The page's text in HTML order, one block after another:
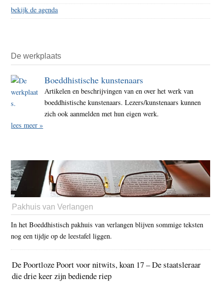
bekijk de agenda
De werkplaats
Boeddhistische kunstenaars
Artikelen en beschrijvingen van en over het werk van
boeddhistische kunstenaars. Lezers/kunstenaars kunnen
zich ook aanmelden met hun eigen werk.
lees meer »
Pakhuis van Verlangen
In het Boeddhistisch pakhuis van verlangen blijven sommige teksten
nog een tijdje op de leestafel liggen.
De Poortloze Poort voor nitwits, koan 17 – De staatsleraar
die drie keer zijn bediende riep